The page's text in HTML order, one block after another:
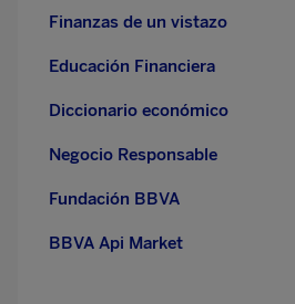
Finanzas de un vistazo
Educación Financiera
Diccionario económico
Negocio Responsable
Fundación BBVA
BBVA Api Market